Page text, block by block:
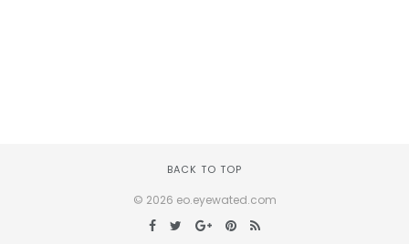
BACK TO TOP
© 2026 eo.eyewated.com